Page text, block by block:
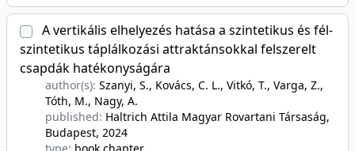
A vertikális elhelyezés hatása a szintetikus és fél-
szintetikus táplálkozási attraktánsokkal felszerelt
csapdák hatékonyságára
author(s): Szanyi, S., Kovács, C. L., Vitkó, T., Varga, Z.,
Tóth, M., Nagy, A.
published: Haltrich Attila Magyar Rovartani Társaság,
Budapest, 2024